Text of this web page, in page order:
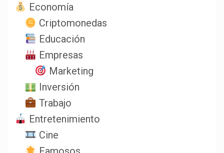
Economía
Criptomonedas
Educación
Empresas
Marketing
Inversión
Trabajo
Entretenimiento
Cine